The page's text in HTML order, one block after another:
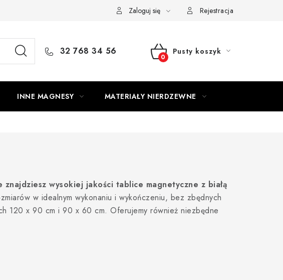
Zaloguj się Rejestracja
32 768 34 56
KOSZYK
Pusty koszyk
INNE MAGNESY MATERIAŁY NIERDZEWNE
wysokiej jakości tablice magnetyczne z białą
w idealnym wykonaniu i wykończeniu, bez zbędnych
120 x 90 cm i 90 x 60 cm. Oferujemy również niezbędne